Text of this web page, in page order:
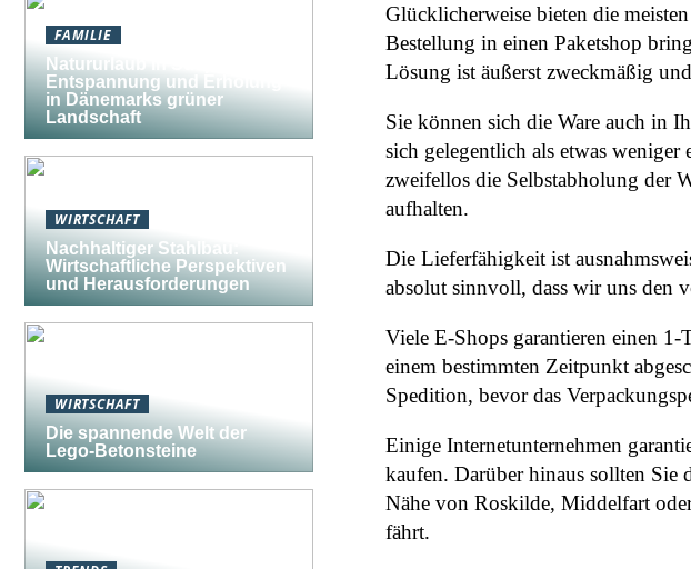
Glücklicherweise bieten die
Bestellung in einen Paketshop
Lösung ist äußerst zweckmäßig
Sie können sich die Ware auch in
sich gelegentlich als etwas
zweifellos die Selbstabholung der
aufhalten.
Die Lieferfähigkeit ist
absolut sinnvoll, dass wir uns den
Viele E-Shops garantieren einen
einem bestimmten Zeitpunkt
Spedition, bevor das
Einige Internetunternehmen
kaufen. Darüber hinaus sollten Sie
Nähe von Roskilde, Middelfart
fährt.
FAMILIE
Natururlaub in Südjütland:
Entspannung und Erholung
in Dänemarks grüner
Landschaft
WIRTSCHAFT
Nachhaltiger Stahlbau:
Wirtschaftliche Perspektiven
und Herausforderungen
WIRTSCHAFT
Die spannende Welt der
Lego-Betonsteine